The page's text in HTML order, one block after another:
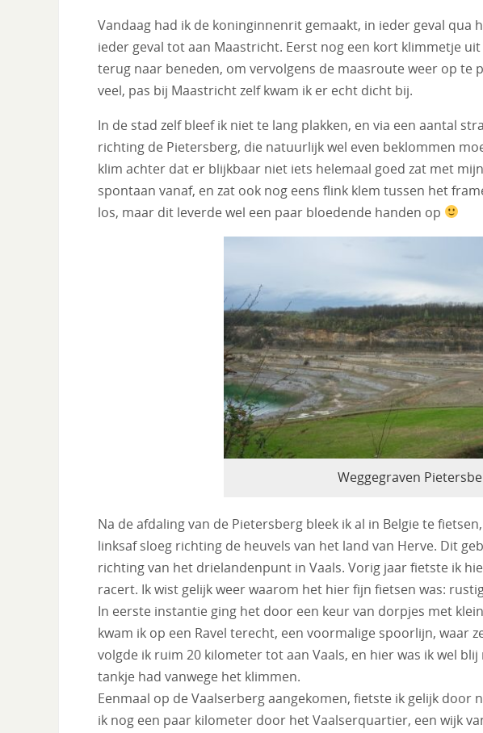
Vandaag had ik de koninginnenrit gemaakt, in ieder geval qua
ieder geval tot aan Maastricht. Eerst nog een kort klimmetje
terug naar beneden, om vervolgens de maasroute weer op te
veel, pas bij Maastricht zelf kwam ik er echt dicht bij.
In de stad zelf bleef ik niet te lang plakken, en via een aantal
richting de Pietersberg, die natuurlijk wel even beklommen
klim achter dat er blijkbaar niet iets helemaal goed zat met
spontaan vanaf, en zat ook nog eens flink klem tussen het
los, maar dit leverde wel een paar bloedende handen op
Weggegraven
Na de afdaling van de Pietersberg bleek ik al in Belgie te
linksaf sloeg richting de heuvels van het land van Herve. Dit
richting van het drielandenpunt in Vaals. Vorig jaar fietste ik
racert. Ik wist gelijk weer waarom het hier fijn fietsen was:
In eerste instantie ging het door een keur van dorpjes met
kwam ik op een Ravel terecht, een voormalige spoorlijn, waar
volgde ik ruim 20 kilometer tot aan Vaals, en hier was ik wel
tankje had vanwege het klimmen.
Eenmaal op de Vaalserberg aangekomen, fietste ik gelijk door
ik nog een paar kilometer door het Vaalserquartier, een wijk